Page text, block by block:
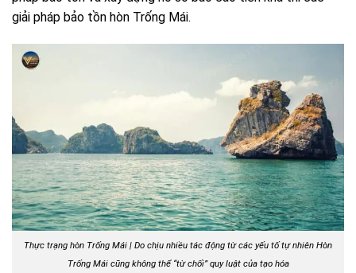
giải pháp bảo tồn hòn Trống Mái.
Thực trạng hòn Trống Mái | Do chịu nhiều tác động từ các yếu tố tự nhiên Hòn
Trống Mái cũng không thể “từ chối” quy luật của tạo hóa